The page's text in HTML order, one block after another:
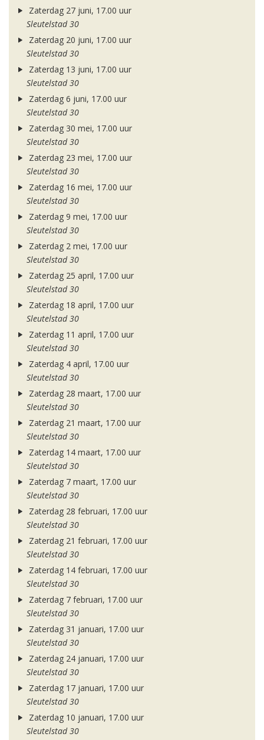
Zaterdag 27 juni, 17.00 uur
Sleutelstad 30
Zaterdag 20 juni, 17.00 uur
Sleutelstad 30
Zaterdag 13 juni, 17.00 uur
Sleutelstad 30
Zaterdag 6 juni, 17.00 uur
Sleutelstad 30
Zaterdag 30 mei, 17.00 uur
Sleutelstad 30
Zaterdag 23 mei, 17.00 uur
Sleutelstad 30
Zaterdag 16 mei, 17.00 uur
Sleutelstad 30
Zaterdag 9 mei, 17.00 uur
Sleutelstad 30
Zaterdag 2 mei, 17.00 uur
Sleutelstad 30
Zaterdag 25 april, 17.00 uur
Sleutelstad 30
Zaterdag 18 april, 17.00 uur
Sleutelstad 30
Zaterdag 11 april, 17.00 uur
Sleutelstad 30
Zaterdag 4 april, 17.00 uur
Sleutelstad 30
Zaterdag 28 maart, 17.00 uur
Sleutelstad 30
Zaterdag 21 maart, 17.00 uur
Sleutelstad 30
Zaterdag 14 maart, 17.00 uur
Sleutelstad 30
Zaterdag 7 maart, 17.00 uur
Sleutelstad 30
Zaterdag 28 februari, 17.00 uur
Sleutelstad 30
Zaterdag 21 februari, 17.00 uur
Sleutelstad 30
Zaterdag 14 februari, 17.00 uur
Sleutelstad 30
Zaterdag 7 februari, 17.00 uur
Sleutelstad 30
Zaterdag 31 januari, 17.00 uur
Sleutelstad 30
Zaterdag 24 januari, 17.00 uur
Sleutelstad 30
Zaterdag 17 januari, 17.00 uur
Sleutelstad 30
Zaterdag 10 januari, 17.00 uur
Sleutelstad 30